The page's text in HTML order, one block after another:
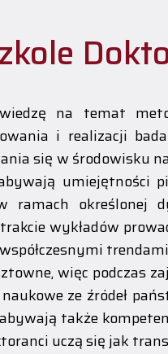
na temat
i realizacji
się w środowisku
umiejętności
określonej
wykładów
więc podczas
ze źródeł
także
uczą się jak